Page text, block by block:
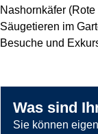
Nashornkäfer
Säugetieren im
Besuche und
Was sind
Sie können